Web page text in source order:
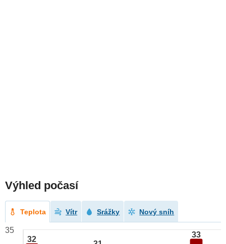
Výhled počasí
Teplota Vítr Srážky Nový sníh
32
33
35